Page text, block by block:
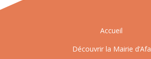
Accueil
Découvrir la Mairie d’Afa